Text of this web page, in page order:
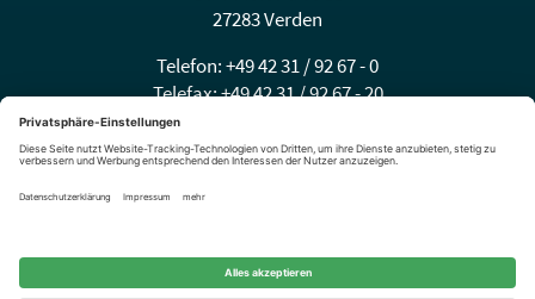
27283 Verden
Telefon: +49 42 31 / 92 67 - 0
Telefax: +49 42 31 / 92 67 - 20
E-Mail: